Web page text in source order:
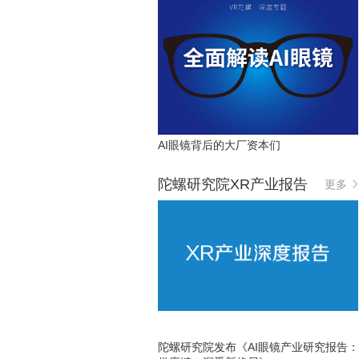
AI眼镜背后的大厂资本们
陀螺研究院XR产业报告 更多
陀螺研究院发布《AI眼镜产业研究报告